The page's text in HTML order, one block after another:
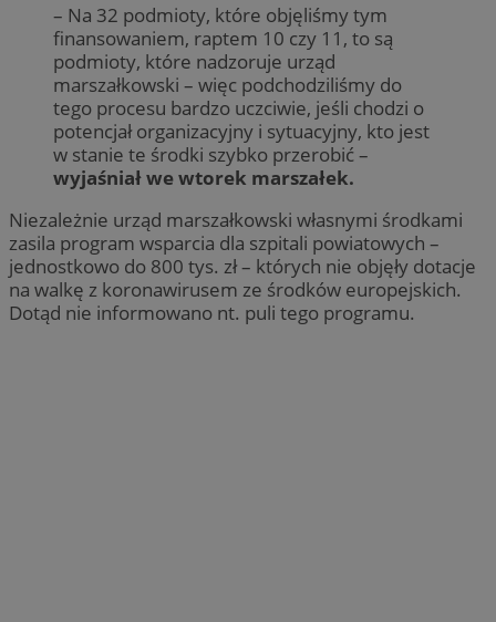
– Na 32 podmioty, które objęliśmy tym
finansowaniem, raptem 10 czy 11, to są
podmioty, które nadzoruje urząd
marszałkowski – więc podchodziliśmy do
tego procesu bardzo uczciwie, jeśli chodzi o
potencjał organizacyjny i sytuacyjny, kto jest
w stanie te środki szybko przerobić –
wyjaśniał we wtorek marszałek.
Niezależnie urząd marszałkowski własnymi środkami
zasila program wsparcia dla szpitali powiatowych –
jednostkowo do 800 tys. zł – których nie objęły dotacje
na walkę z koronawirusem ze środków europejskich.
Dotąd nie informowano nt. puli tego programu.